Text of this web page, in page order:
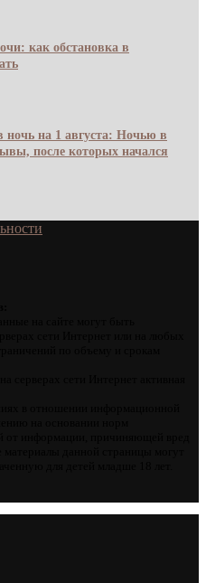
как обстановка в
на 1 августа: Ночью в
после которых начался